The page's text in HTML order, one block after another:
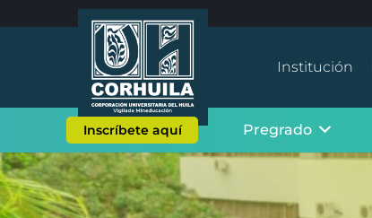
Institución
Inscríbete aquí Pregrado